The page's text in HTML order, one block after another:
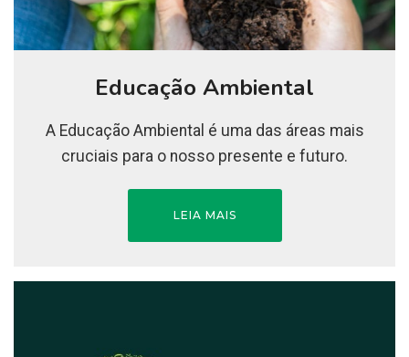
Educação Ambiental
A Educação Ambiental é uma das áreas mais
cruciais para o nosso presente e futuro.
LEIA MAIS